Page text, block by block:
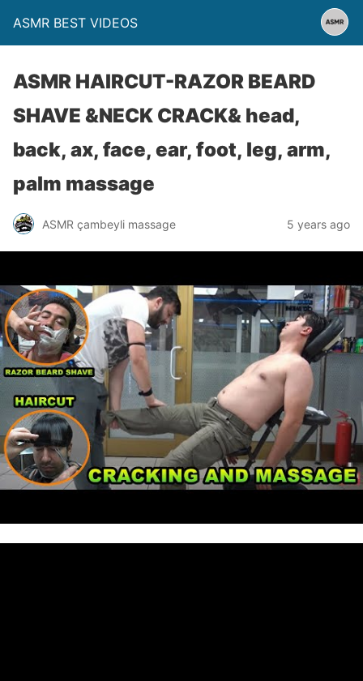
ASMR BEST VIDEOS
ASMR HAIRCUT-RAZOR BEARD
SHAVE &NECK CRACK& head,
back, ax, face, ear, foot, leg, arm,
palm massage
ASMR çambeyli massage 5 years ago